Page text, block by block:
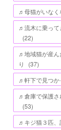
♬母猫がいなく
♬流木に乗って
(22)
♬地域猫が産ん
り
(37)
♬軒下で見つか
♬倉庫で保護さ
(53)
♬キジ猫３匹、